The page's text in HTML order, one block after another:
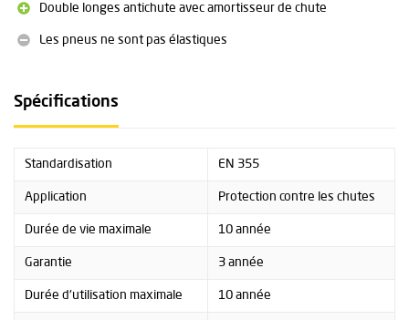
Double longes antichute avec amortisseur de chute
Les pneus ne sont pas élastiques
Spécifications
Standardisation EN 355
Application Protection contre les chutes
Durée de vie maximale 10 année
Garantie 3 année
Durée d'utilisation maximale 10 année